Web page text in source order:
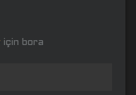
için bora